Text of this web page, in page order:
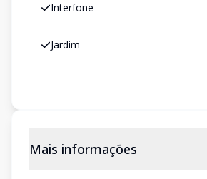
Interfone
Jardim
Mais informações